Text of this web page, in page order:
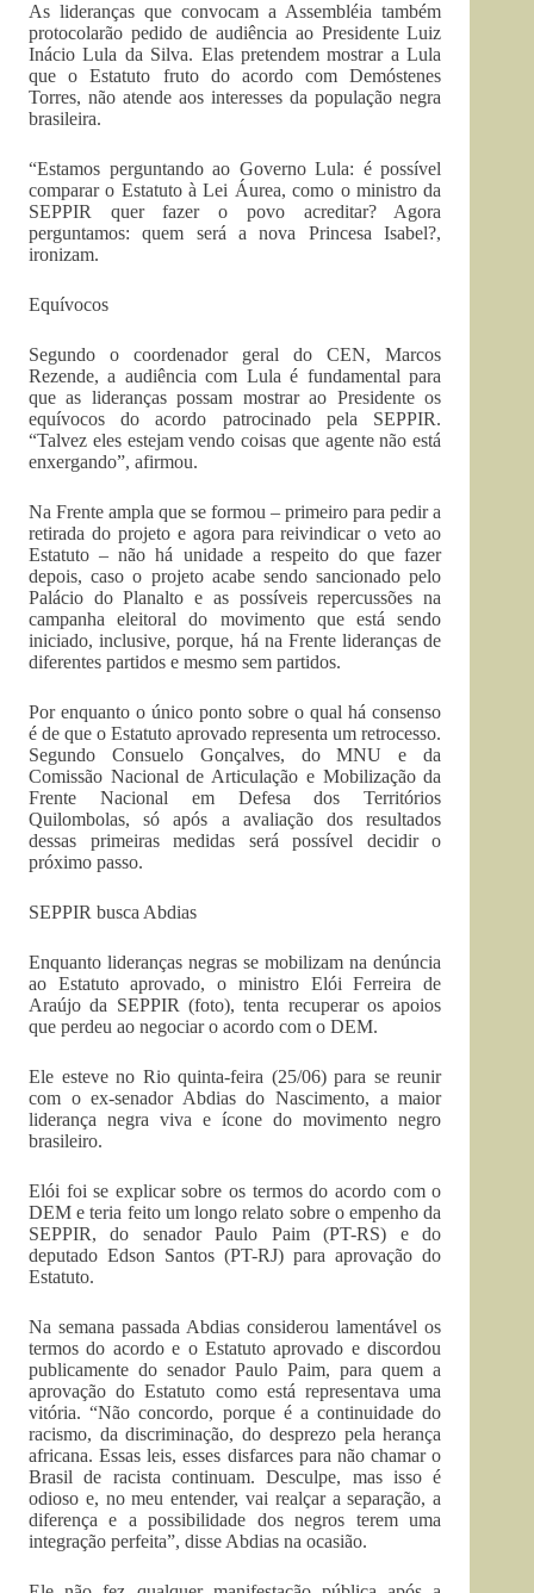
As lideranças que convocam a Assembléia também
protocolarão pedido de audiência ao Presidente Luiz
Inácio Lula da Silva. Elas pretendem mostrar a Lula
que o Estatuto fruto do acordo com Demóstenes
Torres, não atende aos interesses da população negra
brasileira.
“Estamos perguntando ao Governo Lula: é possível
comparar o Estatuto à Lei Áurea, como o ministro da
SEPPIR quer fazer o povo acreditar? Agora
perguntamos: quem será a nova Princesa Isabel?,
ironizam.
Equívocos
Segundo o coordenador geral do CEN, Marcos
Rezende, a audiência com Lula é fundamental para
que as lideranças possam mostrar ao Presidente os
equívocos do acordo patrocinado pela SEPPIR.
“Talvez eles estejam vendo coisas que agente não está
enxergando”, afirmou.
Na Frente ampla que se formou – primeiro para pedir a
retirada do projeto e agora para reivindicar o veto ao
Estatuto – não há unidade a respeito do que fazer
depois, caso o projeto acabe sendo sancionado pelo
Palácio do Planalto e as possíveis repercussões na
campanha eleitoral do movimento que está sendo
iniciado, inclusive, porque, há na Frente lideranças de
diferentes partidos e mesmo sem partidos.
Por enquanto o único ponto sobre o qual há consenso
é de que o Estatuto aprovado representa um retrocesso.
Segundo Consuelo Gonçalves, do MNU e da
Comissão Nacional de Articulação e Mobilização da
Frente Nacional em Defesa dos Territórios
Quilombolas, só após a avaliação dos resultados
dessas primeiras medidas será possível decidir o
próximo passo.
SEPPIR busca Abdias
Enquanto lideranças negras se mobilizam na denúncia
ao Estatuto aprovado, o ministro Elói Ferreira de
Araújo da SEPPIR (foto), tenta recuperar os apoios
que perdeu ao negociar o acordo com o DEM.
Ele esteve no Rio quinta-feira (25/06) para se reunir
com o ex-senador Abdias do Nascimento, a maior
liderança negra viva e ícone do movimento negro
brasileiro.
Elói foi se explicar sobre os termos do acordo com o
DEM e teria feito um longo relato sobre o empenho da
SEPPIR, do senador Paulo Paim (PT-RS) e do
deputado Edson Santos (PT-RJ) para aprovação do
Estatuto.
Na semana passada Abdias considerou lamentável os
termos do acordo e o Estatuto aprovado e discordou
publicamente do senador Paulo Paim, para quem a
aprovação do Estatuto como está representava uma
vitória. “Não concordo, porque é a continuidade do
racismo, da discriminação, do desprezo pela herança
africana. Essas leis, esses disfarces para não chamar o
Brasil de racista continuam. Desculpe, mas isso é
odioso e, no meu entender, vai realçar a separação, a
diferença e a possibilidade dos negros terem uma
integração perfeita”, disse Abdias na ocasião.